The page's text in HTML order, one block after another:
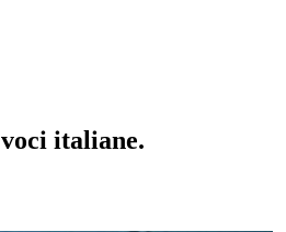
voci italiane.